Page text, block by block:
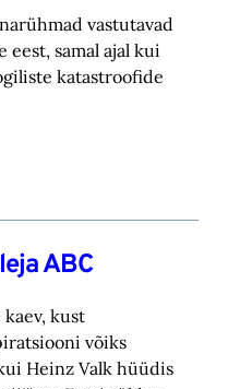
vastutavad
samal ajal kui
katastroofide
ABC
kust
võiks
Heinz Valk hüüdis